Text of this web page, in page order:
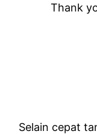
Thank
Selain cepat